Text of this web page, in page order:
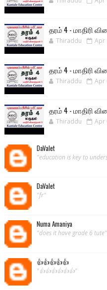
தரம் 4 - மாதிரி
Thiraddu Apr
தரம் 4 - மாதிரி
Thiraddu Apr
தரம் 4 - மாதிரி
Thiraddu Apr
DaValet
"education is key to
DaValet
"fr"
Numa Amaniya
"does it have grade 6 tute"
👍👍👍👍👍
"👍👍👍👍👍👍"